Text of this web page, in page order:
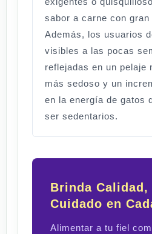
sabor a carne con gran
Además, los usuarios
visibles a las pocas
reflejadas en un pelaje
más sedoso y un
en la energía de gatos
ser sedentarios.
Brinda Calidad,
Cuidado en
Alimentar a tu fiel